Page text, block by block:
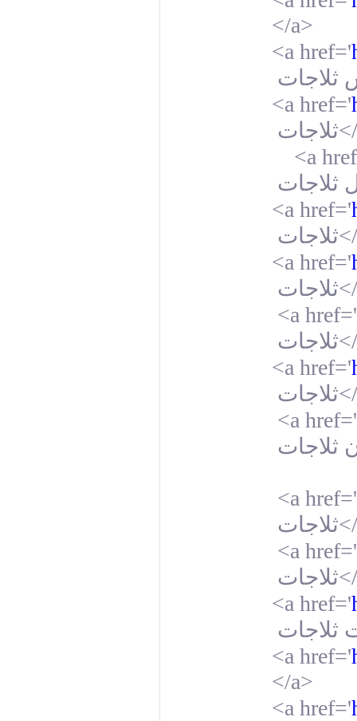
</a>
<a href='
ثلاجات
<a href='
ثلاجات
<a
ثلاجات
<a href='
ثلاجات
<a href='
ثلاجات
<a href='
ثلاجات
<a href='
ثلاجات
<a href='
ثلاجات
<a href='
ثلاجات
<a href='
ثلاجات
<a href='
ثلاجات
<a href='
</a>
<a href='